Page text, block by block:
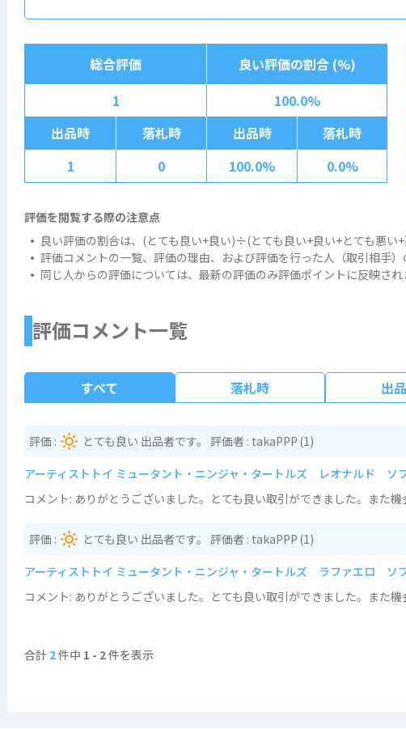
総合評価
良い評価の割合 (%)
1
100.0%
出品時
落札時 出品時
落札時
1
0 100.0% 0.0%
評価を閲覧する際の注意点
良い評価の割合は、(とても良い+良い)÷(とても良い+良い+とても悪い
評価コメントの一覧、評価の理由、および評価を行った人（取引相手）
同じ人からの評価については、最新の評価のみ評価ポイントに反映され
評価コメント一覧
すべて 落札時 出
評価 : とても良い 出品者です。 評価者 : takaPPP (1)
アーティストトイ ミュータント・ニンジャ・タートルズ レオナル
コメント: ありがとうございました。とても良い取引ができました。また
評価 : とても良い 出品者です。 評価者 : takaPPP (1)
アーティストトイ ミュータント・ニンジャ・タートルズ ラファエ
コメント: ありがとうございました。とても良い取引ができました。また
合計 2件中 1 - 2件を表示